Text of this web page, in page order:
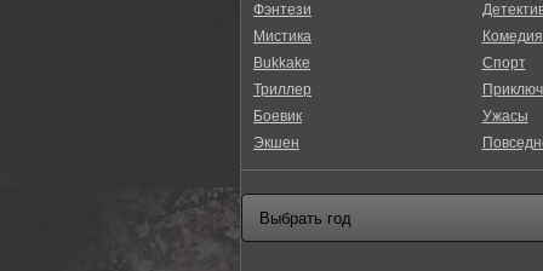
Фэнтези
Мистика
Bukkake
Триллер
Боевик
Экшен
Комедия
Спорт
Ужасы